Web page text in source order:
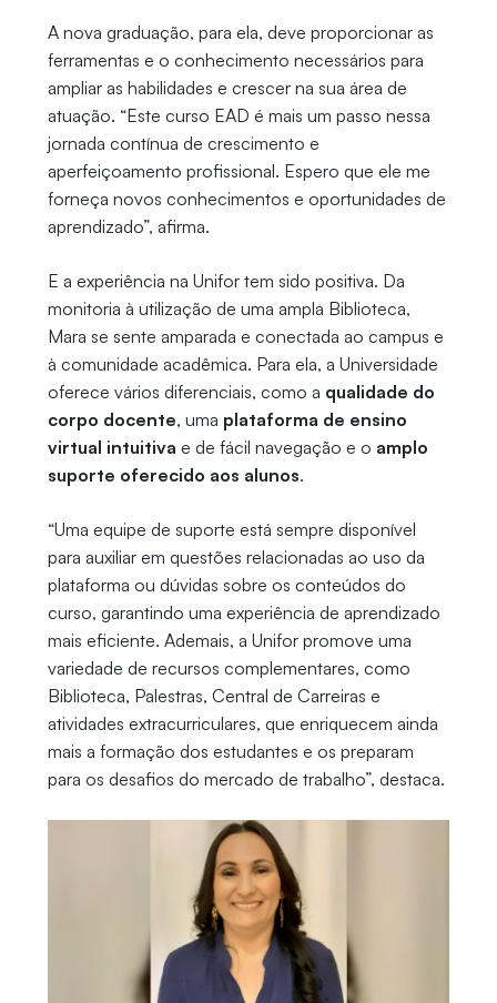
A nova graduação, para ela, deve proporcionar as
ferramentas e o conhecimento necessários para
ampliar as habilidades e crescer na sua área de
atuação. “Este curso EAD é mais um passo nessa
jornada contínua de crescimento e
aperfeiçoamento profissional. Espero que ele me
forneça novos conhecimentos e oportunidades de
aprendizado”, afirma.
E a experiência na Unifor tem sido positiva. Da
monitoria à utilização de uma ampla Biblioteca,
Mara se sente amparada e conectada ao campus e
à comunidade acadêmica. Para ela, a Universidade
oferece vários diferenciais, como a qualidade do
corpo docente, uma plataforma de ensino
virtual intuitiva e de fácil navegação e o amplo
suporte oferecido aos alunos.
“Uma equipe de suporte está sempre disponível
para auxiliar em questões relacionadas ao uso da
plataforma ou dúvidas sobre os conteúdos do
curso, garantindo uma experiência de aprendizado
mais eficiente. Ademais, a Unifor promove uma
variedade de recursos complementares, como
Biblioteca, Palestras, Central de Carreiras e
atividades extracurriculares, que enriquecem ainda
mais a formação dos estudantes e os preparam
para os desafios do mercado de trabalho”, destaca.